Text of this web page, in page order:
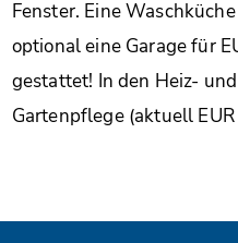
Fenster. Eine
optional eine Garage für
gestattet! In den Heiz-
Gartenpflege (aktuell